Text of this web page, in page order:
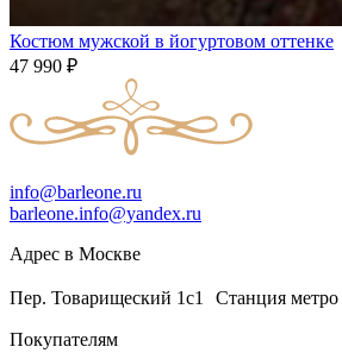
Костюм мужской в йогуртовом оттенке
47 990 ₽
info@barleone.ru
barleone.info@yandex.ru
Адрес в Москве
Пер. Товарищеский 1с1 Станция метро
Покупателям